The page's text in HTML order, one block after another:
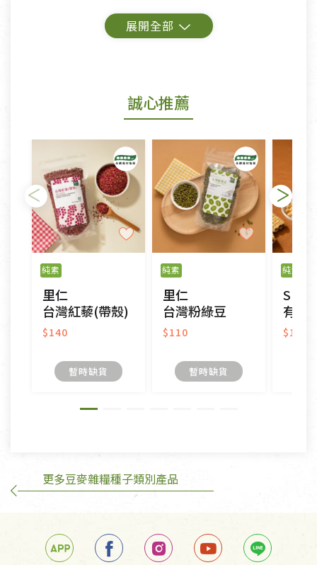
鑑賞期商品說明：
若您購買的商品有下列「不適用七天鑑賞期商品」情
形者，除商品瑕疵以外，恕不接受退換貨.
依消保法之規定提供該商品七天免費鑑賞期(含例假
日)的服務，原則上若商品未經使用或被汙損(除商品
瑕疵)，一般皆可申請退換貨。
不適用七天鑑賞期商品：
以數位或電磁紀錄形式儲存之商品、易於變質或損壞
之商品、以及性質上無法或不適合退換之商品：如
CD、VCD、DVD、電腦軟體，若產品瑕疵無法讀取僅
接受原片換新。
衣飾鞋類-如T恤，如於送達後水洗或污損者。
美容保養用品、內衣褲、襪子、口罩等私人消耗性產
內衣褲、襪子、口罩個人衛生用品除商品本身有瑕疵
外,依據《通訊交易解除權合理例外情事適用準
訂購手抄稿退貨需知：
若未保持原包裝方式或未使用原箱退回，導致書籍有
任何折損、磨損、污損或凹角，將不接受退貨，也不
誠心推薦
純素
里仁
台灣紅藜(帶殼)
$140
暫時缺貨
純素
里仁
台灣粉綠豆
$110
暫時缺貨
純素
有機
$185
更多豆麥雜糧種子類別產品